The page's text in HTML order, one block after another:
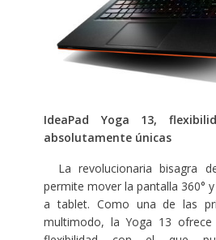
IdeaPad Yoga 13,
absolutamente únicas
La revolucionaria bisagra
permite mover la pantalla 360°
a tablet. Como una de las
multimodo, la Yoga 13